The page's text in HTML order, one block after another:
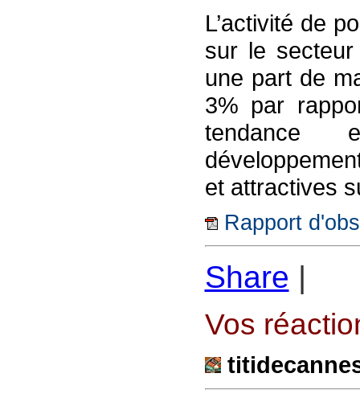
L’activité de
sur le
une part de
3% par
tendance
et attractives
Rapport
Share |
Vos